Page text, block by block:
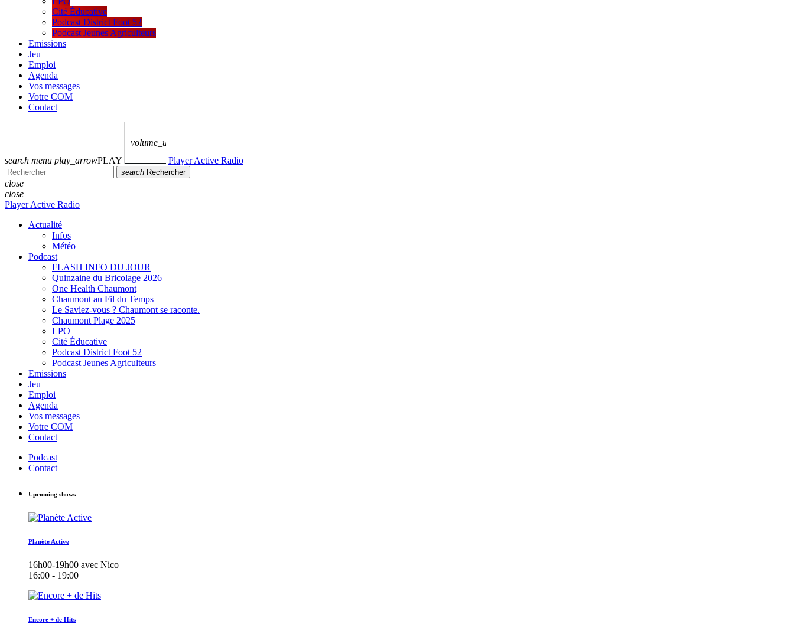
Cité Éducative
Podcast District Foot 52
Podcast Jeunes Agriculteurs
Emissions
Jeu
Emploi
Agenda
Vos messages
Votre COM
Contact
search menu play_arrowPLAY
volume_up
Player Active Radio
search Rechercher
close
close
Player Active Radio
Actualité
Infos
Météo
Podcast
FLASH INFO DU JOUR
Quinzaine du Bricolage 2026
One Health Chaumont
Chaumont au Fil du Temps
Le Saviez-vous ? Chaumont se raconte.
Chaumont Plage 2025
LPO
Cité Éducative
Podcast District Foot 52
Podcast Jeunes Agriculteurs
Emissions
Jeu
Emploi
Agenda
Vos messages
Votre COM
Contact
Podcast
Contact
Upcoming shows
Planète Active
16h00-19h00 avec Nico
16:00 - 19:00
Encore + de Hits